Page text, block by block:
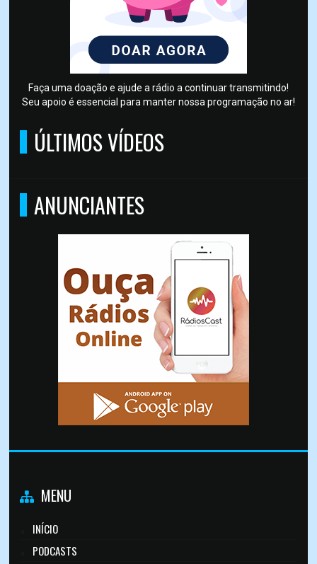
Faça uma doação e ajude a rádio a continuar transmitindo!
Seu apoio é essencial para manter nossa programação no ar!
ÚLTIMOS VÍDEOS
ANUNCIANTES
MENU
INÍCIO
PODCASTS